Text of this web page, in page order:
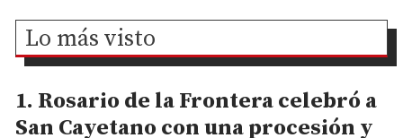
Lo más visto
Rosario de la Frontera celebró a
San Cayetano con una procesión y